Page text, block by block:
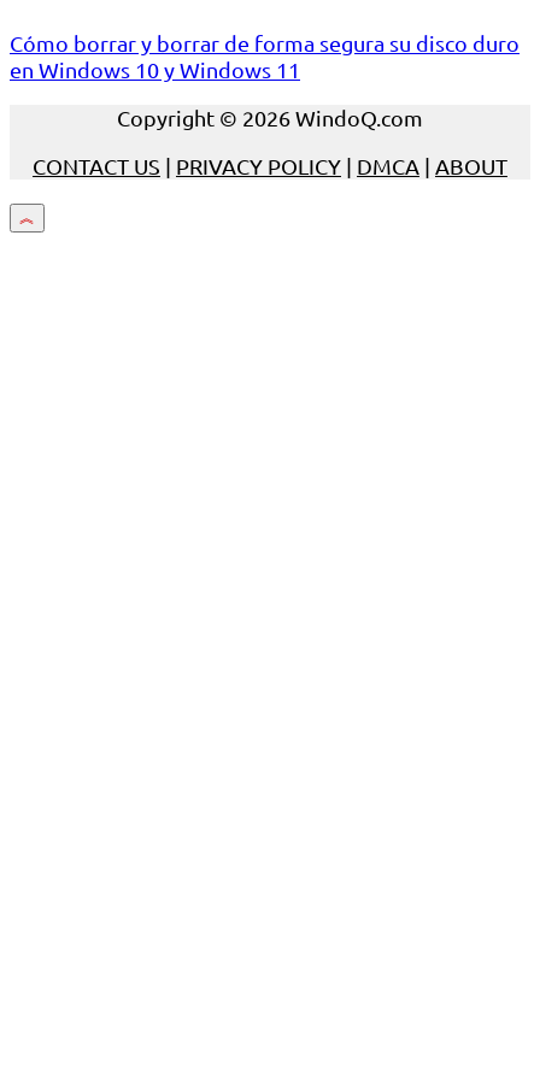
Cómo borrar y borrar de forma segura su disco duro
en Windows 10 y Windows 11
Copyright © 2026 WindoQ.com
CONTACT US | PRIVACY POLICY | DMCA | ABOUT